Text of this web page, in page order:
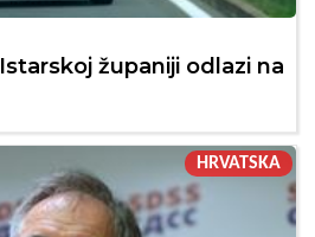
županiji odlazi na
HRVATSKA